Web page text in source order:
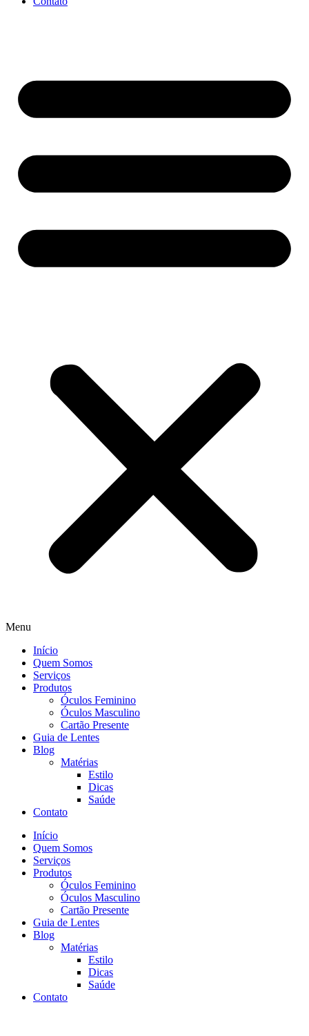
Menu
Início
Quem Somos
Serviços
Produtos
Óculos Feminino
Óculos Masculino
Cartão Presente
Guia de Lentes
Blog
Matérias
Estilo
Dicas
Saúde
Contato
Início
Quem Somos
Serviços
Produtos
Óculos Feminino
Óculos Masculino
Cartão Presente
Guia de Lentes
Blog
Matérias
Estilo
Dicas
Saúde
Contato